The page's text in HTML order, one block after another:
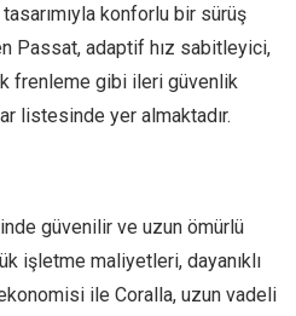
konforlu bir sürüş
Passat, adaptif hız sabitleyici,
frenleme gibi ileri güvenlik
listesinde yer almaktadır.
güvenilir ve uzun ömürlü
işletme maliyetleri, dayanıklı
ile Coralla, uzun vadeli